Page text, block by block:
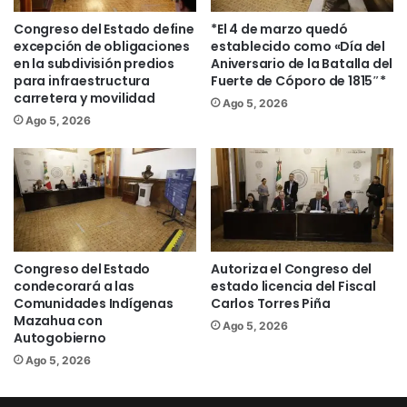
bienestar dirigidos a mujeres, personas
adultas mayores y personas con
discapacidad, los cuales permiten aliviar
la carga que históricamente han
asumido las mujeres y abrir más
Cuarta Transformación entendemos que
el bienestar no es un privilegio, es un
derecho, y por eso debemos reconocer
y respaldar a quienes cuidan”, expresó.
Como parte de su propuesta, Emma
Rivera impulsa reformas a la Ley de
Salud y a la Ley de Obra Pública para
que los nuevos hospitales incluyan
Congreso del Estado define
excepción de obligaciones
en la subdivisión predios
para infraestructura
carretera y movilidad
Ago 5, 2026
*El 4 de marzo quedó
establecido como «Día del
Aniversario de la Batalla del
Fuerte de Cóporo de 1815″*
Ago 5, 2026
Congreso del Estado
condecorará a las
Comunidades Indígenas
Mazahua con
Autogobierno
Ago 5, 2026
Autoriza el Congreso del
estado licencia del Fiscal
Carlos Torres Piña
Ago 5, 2026